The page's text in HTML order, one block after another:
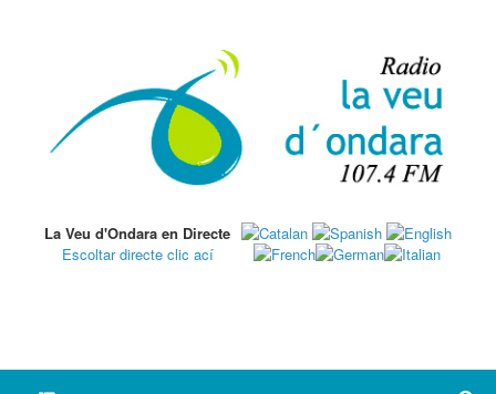
La Veu d'Ondara en Directe
Escoltar directe clic ací